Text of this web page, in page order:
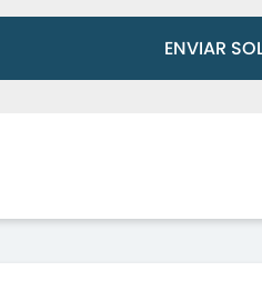
ENVIAR